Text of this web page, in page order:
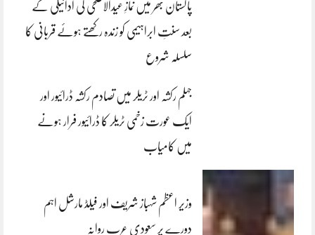
پاکستان بھر میں نمازِ عیدالاضحی کی ادائیگی کے
بعد سنتِ ابراہیمی کو زندہ رکھتے ہوئے قربانی کا
سلسلہ شروع
جہلم رکشہ اور ٹریلر میں تصادم رکشہ ڈرائیور اور
ایک عورت زخمی ٹریلر کا ڈرائیور فرار ہونے
میں کامیاب
وزیر اعظم شہباز شریف اور فیلڈ مارشل اہم
دورے پر سعودی عرب روانہ